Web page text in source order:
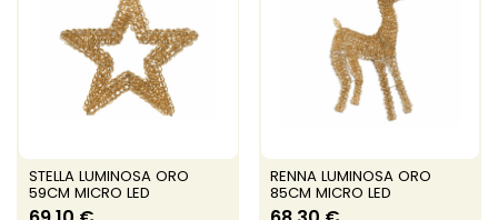
STELLA LUMINOSA ORO
59CM MICRO LED
RENNA LUMINOSA ORO
85CM MICRO LED